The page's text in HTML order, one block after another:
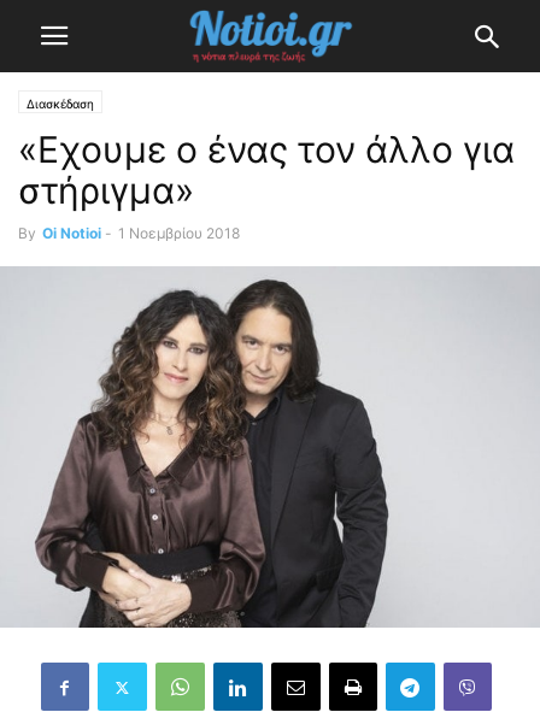
Διασκέδαση
«Εχουμε ο ένας τον άλλο για
στήριγμα»
By Oi Notioi - 1 Νοεμβρίου 2018